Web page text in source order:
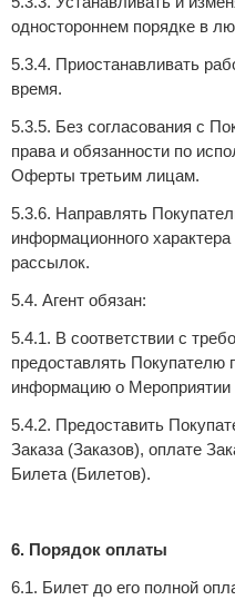
одностороннем порядке в
5.3.4. Приостанавливать
время.
5.3.5. Без согласования с
права и обязанности по
Оферты третьим лицам.
5.3.6. Направлять
информационного
рассылок.
5.4. Агент обязан:
5.4.1. В соответствии с
предоставлять Покупателю
информацию о Мероприятии
5.4.2. Предоставить
Заказа (Заказов), оплате
Билета (Билетов).
6. Порядок оплаты
6.1. Билет до его полной